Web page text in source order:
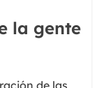
la gente
de las